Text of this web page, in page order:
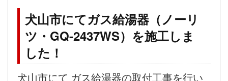
犬山市にてガス給湯器（ノーリ
ツ・GQ-2437WS）を施工しま
した！
犬山市にて ガス給湯器の取付工事を行い